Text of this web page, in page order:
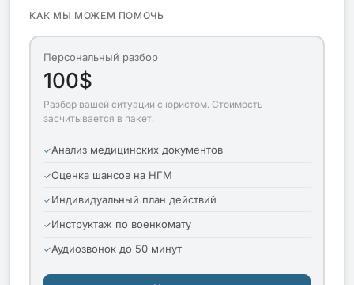
КАК МЫ МОЖЕМ ПОМОЧЬ
Персональный разбор
100$
Разбор вашей ситуации с юристом. Стоимость
засчитывается в пакет.
Анализ медицинских документов
Оценка шансов на НГМ
Индивидуальный план действий
Инструктаж по военкомату
Аудиозвонок до 50 минут